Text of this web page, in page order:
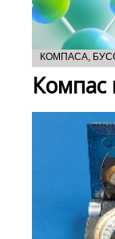
КОМПАСА,
Компас